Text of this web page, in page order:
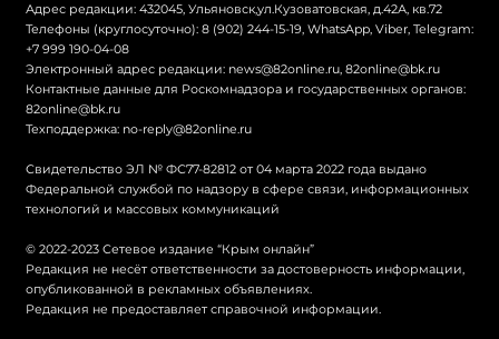
Адрес редакции: 432045, Ульяновск,ул.Кузоватовская, д.42А, кв.72
Телефоны (круглосуточно): 8 (902) 244-15-19, WhatsApp, Viber, Telegram:
+7 999 190-04-08
Электронный адрес редакции: news@82online.ru, 82online@bk.ru
Контактные данные для Роскомнадзора и государственных органов:
82online@bk.ru
Техподдержка: no-reply@82online.ru
Свидетельство ЭЛ № ФС77-82812 от 04 марта 2022 года выдано
Федеральной службой по надзору в сфере связи, информационных
технологий и массовых коммуникаций
© 2022-2023 Сетевое издание “Крым онлайн”
Редакция не несёт ответственности за достоверность информации,
опубликованной в рекламных объявлениях.
Редакция не предоставляет справочной информации.